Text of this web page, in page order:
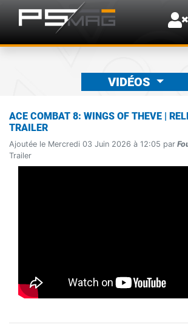
VIDÉOS
ACE COMBAT 8: WINGS OF THEVE |
TRAILER
Ajoutée le Mercredi 03 Juin 2026 à 12:05 par
Trailer